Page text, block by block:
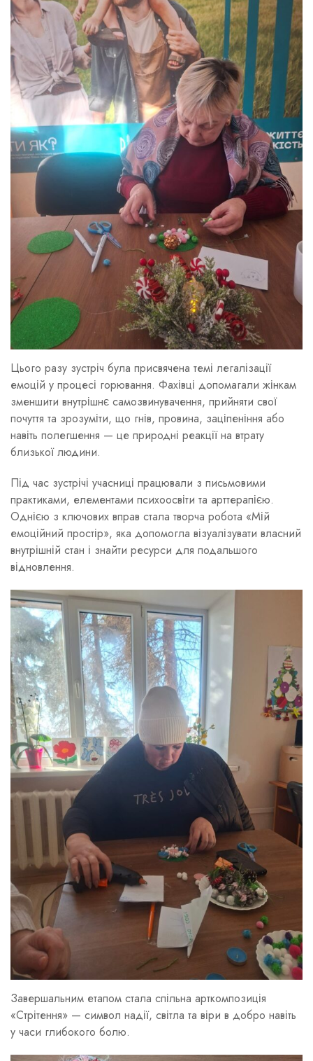
Цього разу зустріч була присвячена темі легалізації
емоцій у процесі горювання. Фахівці допомагали жінкам
зменшити внутрішнє самозвинувачення, прийняти свої
почуття та зрозуміти, що гнів, провина, заціпеніння або
навіть полегшення — це природні реакції на втрату
близької людини.
Під час зустрічі учасниці працювали з письмовими
практиками, елементами психоосвіти та арттерапією.
Однією з ключових вправ стала творча робота «Мій
емоційний простір», яка допомогла візуалізувати власний
внутрішній стан і знайти ресурси для подальшого
відновлення.
Завершальним етапом стала спільна арткомпозиція
«Стрітення» — символ надії, світла та віри в добро навіть
у часи глибокого болю.